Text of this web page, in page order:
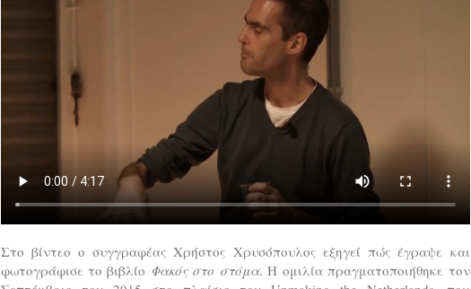
Στο βίντεο ο συγγραφέας Χρήστος Χρυσόπουλος εξηγεί πώς έγραψε και
φωτογράφισε το βιβλίο Φακός στο στόμα. H ομιλία πραγματοποιήθηκε τον